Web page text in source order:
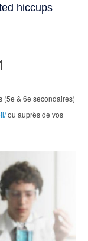
(5e & 6e secondaires)
ou auprès de vos